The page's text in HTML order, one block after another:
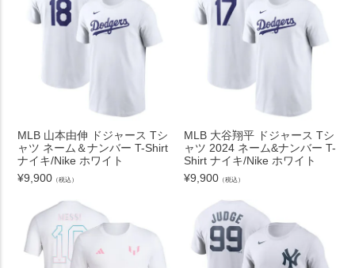
MLB 山本由伸 ドジャース Tシ
ャツ ネーム＆ナンバー T-Shirt
ナイキ/Nike ホワイト
¥9,900 （税込）
MLB 大谷翔平 ドジャース Tシ
ャツ 2024 ネーム&ナンバー T-
Shirt ナイキ/Nike ホワイト
¥9,900 （税込）